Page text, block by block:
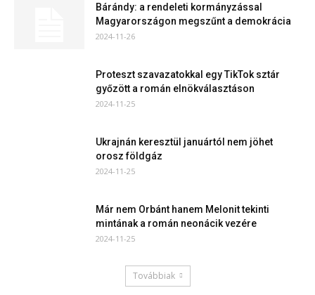
Bárándy: a rendeleti kormányzással
Magyarországon megszűnt a demokrácia
2024-11-26
Proteszt szavazatokkal egy TikTok sztár
győzött a román elnökválasztáson
2024-11-25
Ukrajnán keresztül januártól nem jöhet
orosz földgáz
2024-11-25
Már nem Orbánt hanem Melonit tekinti
mintának a román neonácik vezére
2024-11-25
Továbbiak